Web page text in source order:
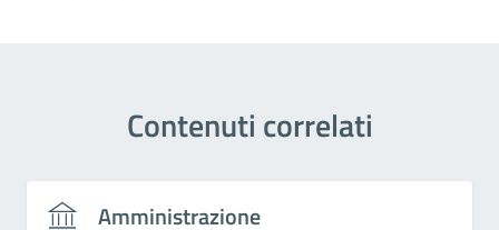
Contenuti correlati
Amministrazione